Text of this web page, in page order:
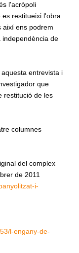
l'acròpoli
restitueixi l'obra
així ens podrem
de
entrevista i
que
restitució de les
columnes
del complex
de 2011
i-
l-engany-de-